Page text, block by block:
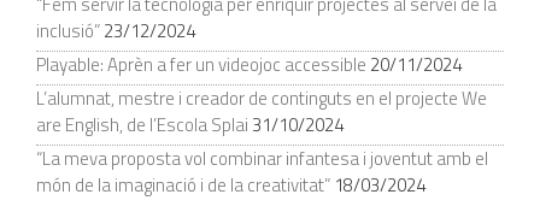
inclusió”23/12/2024
Playable: Aprèn a fer un videojoc accessible 20/11/2024
L’alumnat, mestre i creador de continguts en el projecte We
are English, de l’Escola Splai 31/10/2024
“La meva proposta vol combinar infantesa i joventut amb el
món de la imaginació i de la creativitat” 18/03/2024